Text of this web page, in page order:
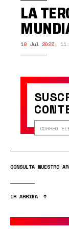
LA
18 Jul 2025,
CONSULTA NUESTRO
IR ARRIBA